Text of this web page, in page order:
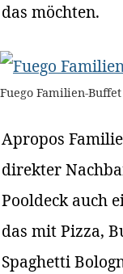
das möchten.
Fuego Familien-Buffet
Apropos
direkter
Pooldeck auch
das mit Pizza,
Spaghetti